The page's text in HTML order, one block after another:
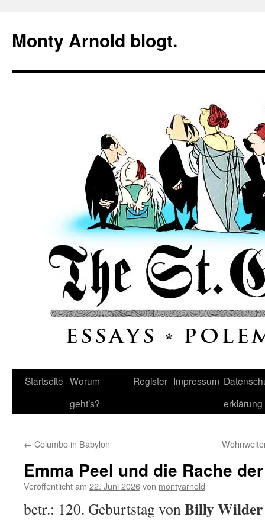
springen
Monty Arnold blogt.
Startseite Worum
geht’s?
Register Impressum
erklärung
← Columbo in Babylon
Emma Peel und die Rache
Veröffentlicht am 22. Juni 2026von montyarnold
betr.: 120. Geburtstag vonBilly Wilder